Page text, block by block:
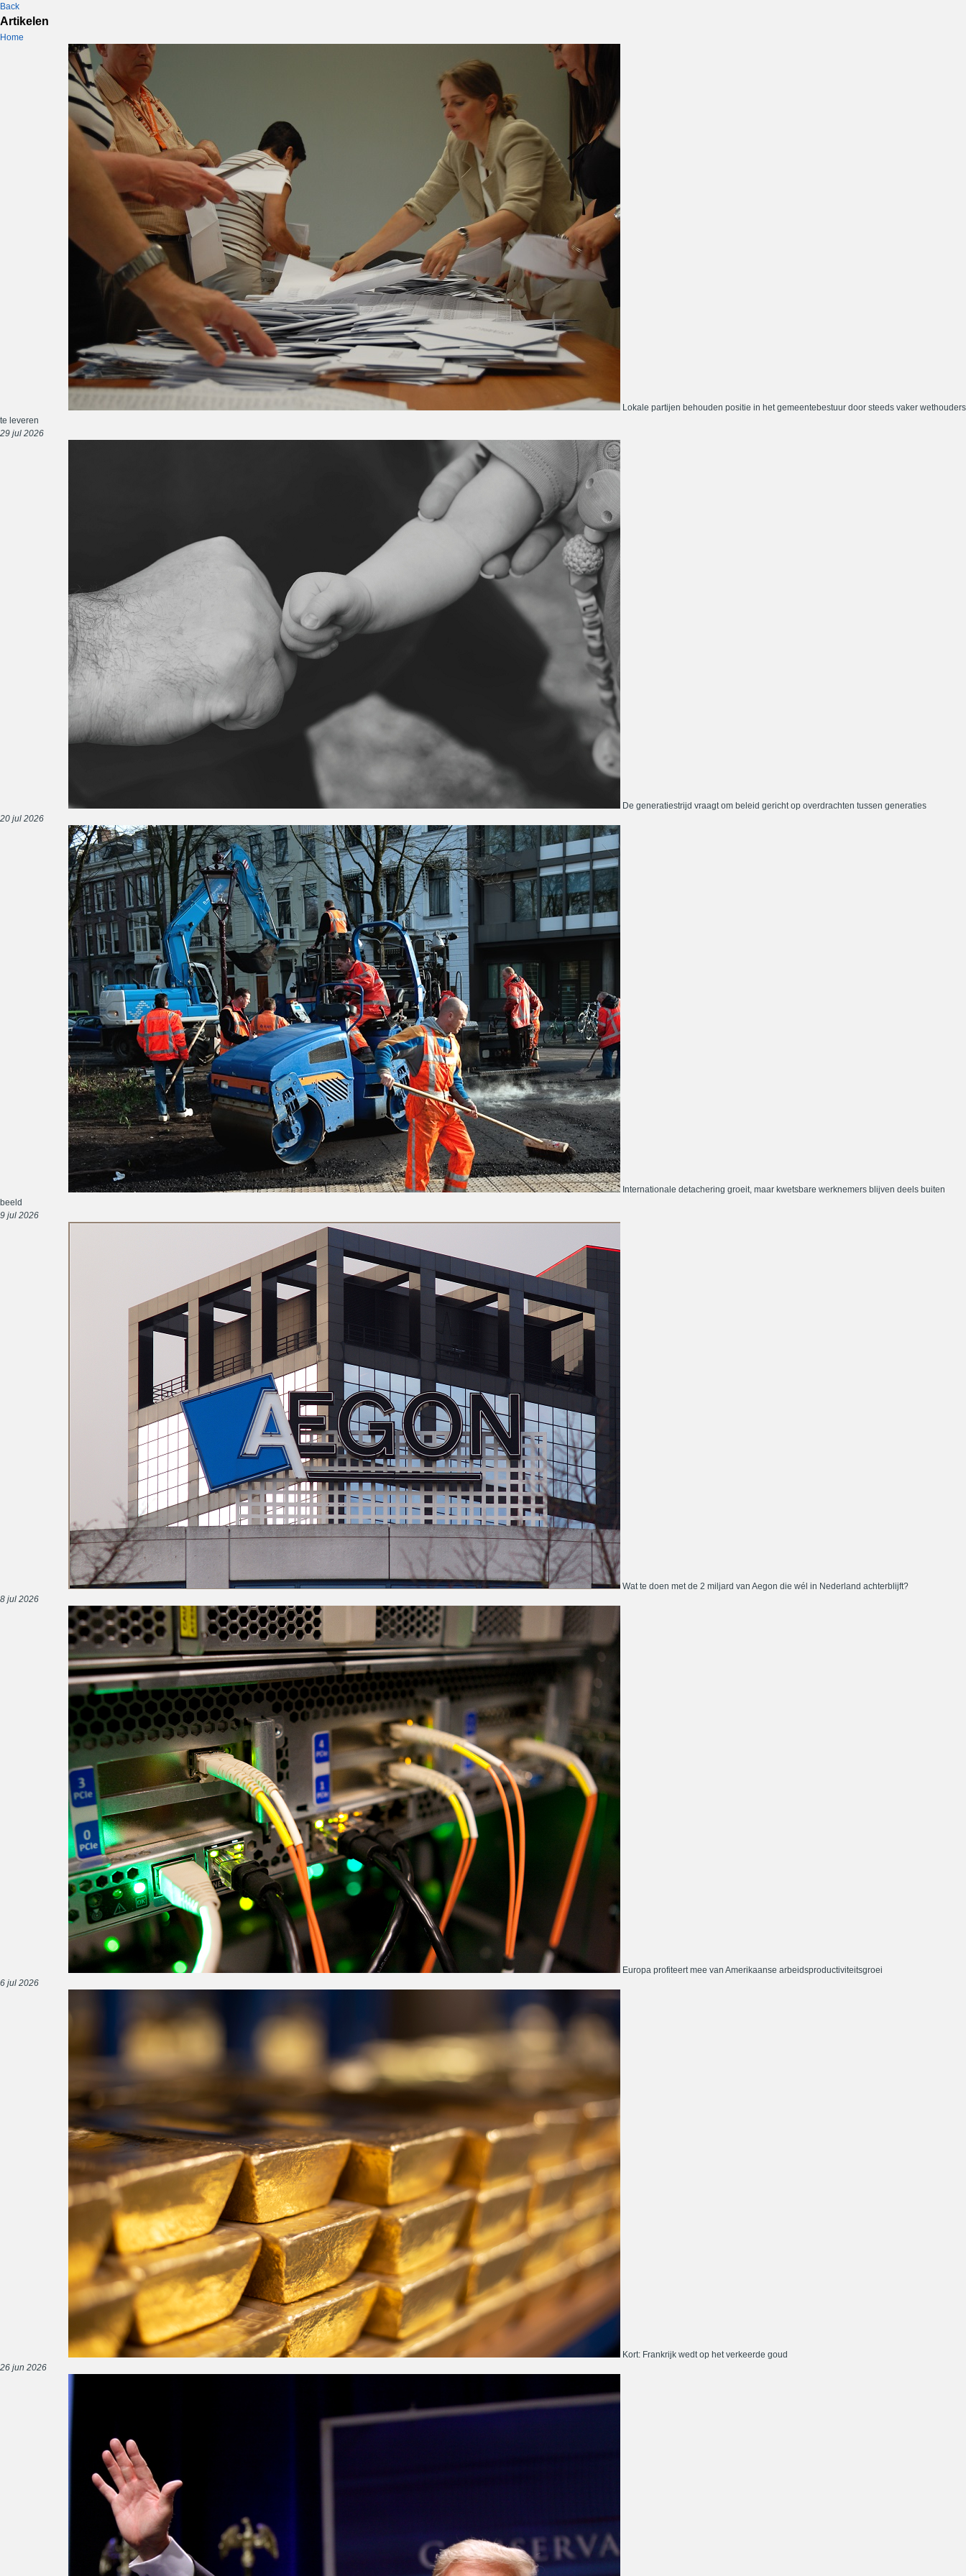
Back
Artikelen
Home
Lokale partijen behouden positie in het gemeentebestuur door steeds vaker wethouders
te leveren
29 jul 2026
De generatiestrijd vraagt om beleid gericht op overdrachten tussen generaties
20 jul 2026
Internationale detachering groeit, maar kwetsbare werknemers blijven deels buiten
beeld
9 jul 2026
Wat te doen met de 2 miljard van Aegon die wél in Nederland achterblijft?
8 jul 2026
Europa profiteert mee van Amerikaanse arbeidsproductiviteitsgroei
6 jul 2026
Kort: Frankrijk wedt op het verkeerde goud
26 jun 2026